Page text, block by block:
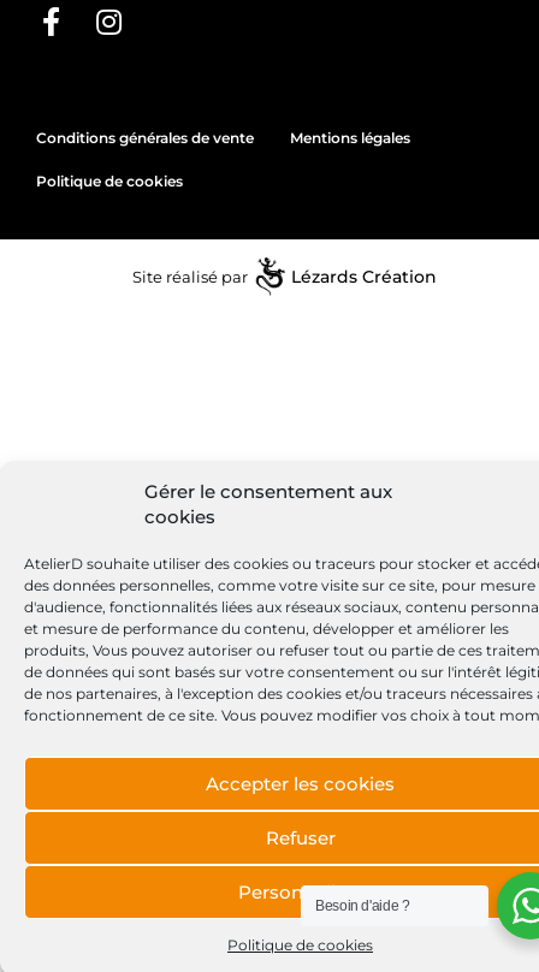
Gérer le consentement aux
cookies
AtelierD souhaite utiliser des cookies ou traceurs pour stocker et
des données personnelles, comme votre visite sur ce site, pour mesure
d'audience, fonctionnalités liées aux réseaux sociaux, contenu
et mesure de performance du contenu, développer et améliorer les
produits, Vous pouvez autoriser ou refuser tout ou partie de ces
de données qui sont basés sur votre consentement ou sur l'intérêt
de nos partenaires, à l'exception des cookies et/ou traceurs nécessaires
fonctionnement de ce site. Vous pouvez modifier vos choix à tout
Accepter les cookies
Refuser
Personnaliser
Politique de cookies
Conditions générales de vente Mentions légales
Politique de cookies
Site réalisé par Lézards Création
Besoin d'aide ?